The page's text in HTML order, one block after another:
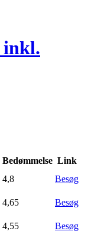
inkl.
Bedømmelse Link
4,8 Besøg
4,65 Besøg
4,55 Besøg